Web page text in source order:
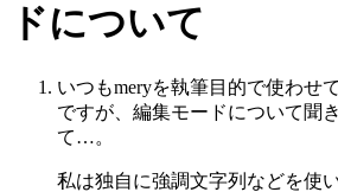
ドについて
いつもmeryを執筆目的で使わせ
ですが、編集モードについて聞
て…。
私は独自に強調文字列などを使